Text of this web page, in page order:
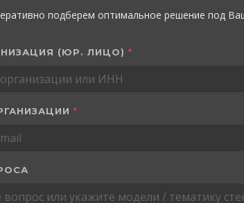
подберем оптимальное решение под
(ЮР. ЛИЦО) *
*